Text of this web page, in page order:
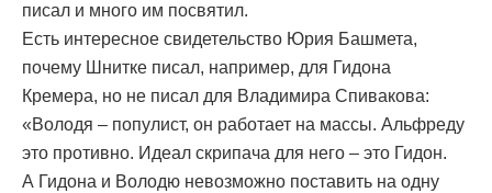
писал и много им посвятил.
Есть интересное свидетельство Юрия Башмета,
почему Шнитке писал, например, для Гидона
Кремера, но не писал для Владимира Спивакова:
«Володя – популист, он работает на массы. Альфреду
это противно. Идеал скрипача для него – это Гидон.
А Гидона и Володю невозможно поставить на одну